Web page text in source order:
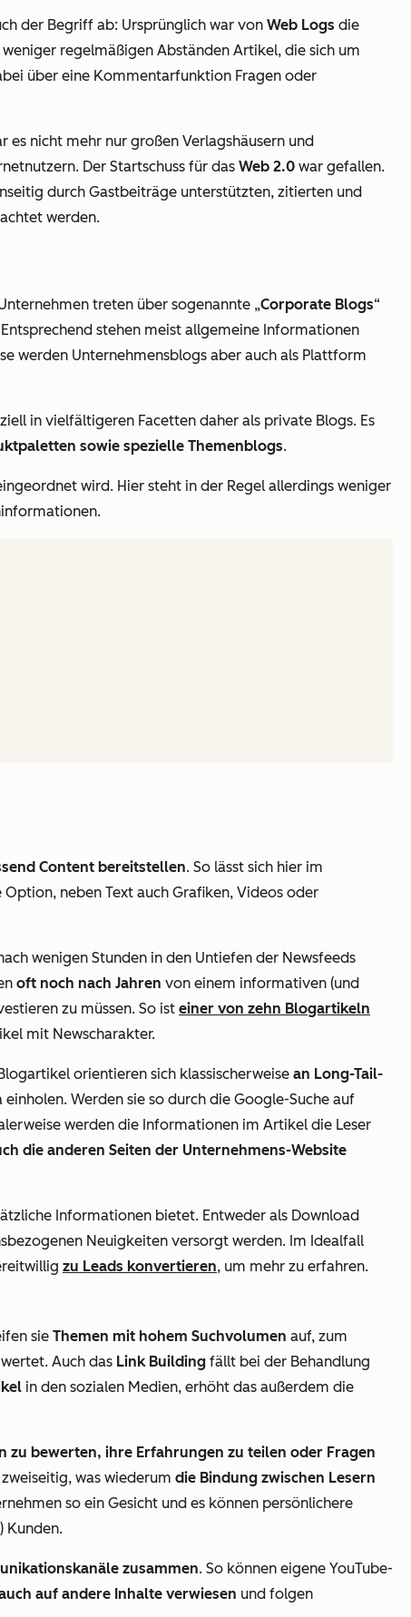
der Begriff ab: Ursprünglich war von Web Logs die
regelmäßigen Abständen Artikel, die sich um
über eine Kommentarfunktion Fragen oder
nicht mehr nur großen Verlagshäusern und
Der Startschuss für das Web 2.0 war gefallen.
durch Gastbeiträge unterstützten, zitierten und
werden.
treten über sogenannte „Corporate Blogs“
stehen meist allgemeine Informationen
werden Unternehmensblogs aber auch als Plattform
in vielfältigeren Facetten daher als private Blogs. Es
sowie spezielle Themenblogs.
wird. Hier steht in der Regel allerdings weniger
Content bereitstellen. So lässt sich hier im
neben Text auch Grafiken, Videos oder
wenigen Stunden in den Untiefen der Newsfeeds
oft noch nach Jahren von einem informativen (und
zu müssen. So ist einer von zehn Blogartikeln
mit Newscharakter.
orientieren sich klassischerweise an Long-Tail-
Werden sie so durch die Google-Suche auf
werden die Informationen im Artikel die Leser
die anderen Seiten der Unternehmens-Website
Informationen bietet. Entweder als Download
Neuigkeiten versorgt werden. Im Idealfall
zu Leads konvertieren, um mehr zu erfahren.
sie Themen mit hohem Suchvolumen auf, zum
Auch das Link Building fällt bei der Behandlung
in den sozialen Medien, erhöht das außerdem die
zu bewerten, ihre Erfahrungen zu teilen oder Fragen
was wiederum die Bindung zwischen Lesern
so ein Gesicht und es können persönlichere
Kunden.
zusammen. So können eigene YouTube-
auf andere Inhalte verwiesen und folgen